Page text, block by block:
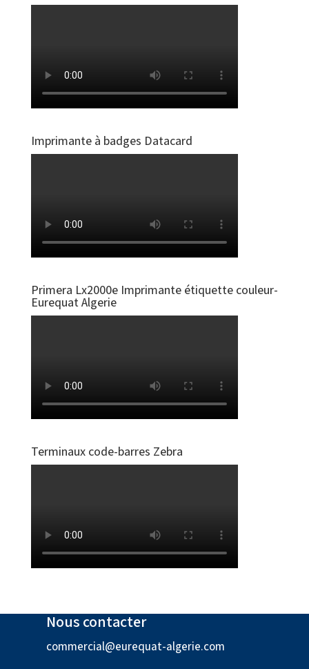
Imprimante à badges Datacard
Primera Lx2000e Imprimante étiquette couleur-
Eurequat Algerie
Terminaux code-barres Zebra
Nous contacter
commercial@eurequat-algerie.com